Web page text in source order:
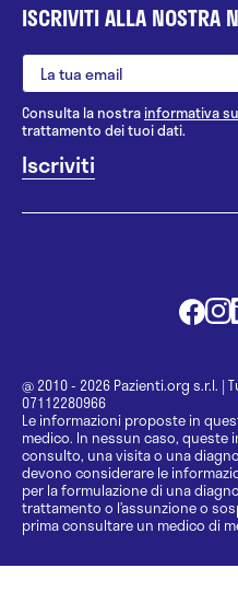
ISCRIVITI ALLA NOSTRA
Consulta la nostrainformativa
trattamento dei tuoi dati.
@ 2010 - 2026 Pazienti.org s.r.l. |
07112280966
Le informazioni proposte in
medico. In nessun caso,
consulto, una visita o una
devono considerare le
per la formulazione di una
trattamento o l’assunzione o
prima consultare un medico di